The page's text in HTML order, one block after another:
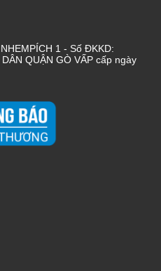
1 - Số ĐKKD:
QUẬN GÒ VẤP cấp ngày